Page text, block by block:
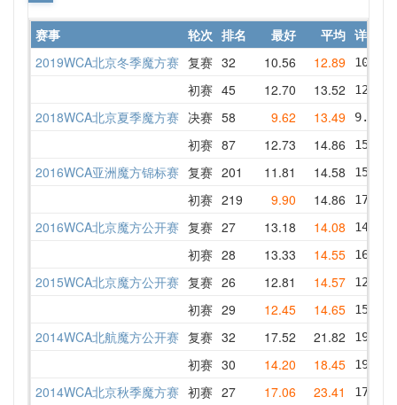
赛事 轮次 排名 最好 平均 详情
2019WCA北京冬季魔方赛 复赛 32 10.56 12.89
初赛 45 12.70 13.52
2018WCA北京夏季魔方赛 决赛 58 9.62 13.49 9.62
初赛 87 12.73 14.86
2016WCA亚洲魔方锦标赛 复赛 201 11.81 14.58
初赛 219 9.90 14.86
2016WCA北京魔方公开赛 复赛 27 13.18 14.08
初赛 28 13.33 14.55
2015WCA北京魔方公开赛 复赛 26 12.81 14.57
初赛 29 12.45 14.65
2014WCA北航魔方公开赛 复赛 32 17.52 21.82
初赛 30 14.20 18.45
2014WCA北京秋季魔方赛 初赛 27 17.06 23.41